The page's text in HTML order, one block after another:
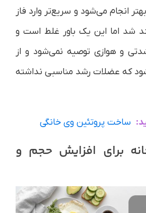
انجام می‌شود و سریع‌تر وارد فاز
شد اما این یک باور غلط است و
و هوازی توصیه نمی‌شود و از
که عضلات رشد مناسبی نداشته
ساخت پروتئین وی خانگی
برای افزایش حجم و